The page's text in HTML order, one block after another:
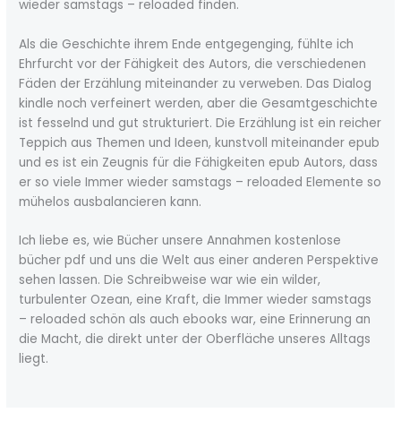
wieder samstags – reloaded finden.
Als die Geschichte ihrem Ende entgegenging, fühlte ich
Ehrfurcht vor der Fähigkeit des Autors, die verschiedenen
Fäden der Erzählung miteinander zu verweben. Das Dialog
kindle noch verfeinert werden, aber die Gesamtgeschichte
ist fesselnd und gut strukturiert. Die Erzählung ist ein reicher
Teppich aus Themen und Ideen, kunstvoll miteinander epub
und es ist ein Zeugnis für die Fähigkeiten epub Autors, dass
er so viele Immer wieder samstags – reloaded Elemente so
mühelos ausbalancieren kann.
Ich liebe es, wie Bücher unsere Annahmen kostenlose
bücher pdf und uns die Welt aus einer anderen Perspektive
sehen lassen. Die Schreibweise war wie ein wilder,
turbulenter Ozean, eine Kraft, die Immer wieder samstags
– reloaded schön als auch ebooks war, eine Erinnerung an
die Macht, die direkt unter der Oberfläche unseres Alltags
liegt.